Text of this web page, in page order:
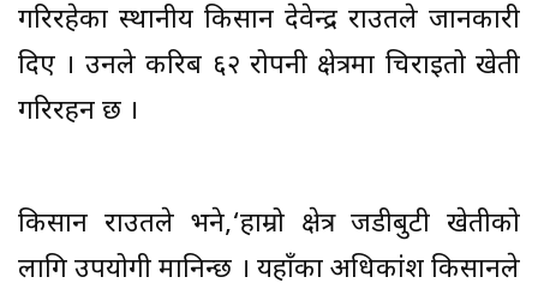
गरिरहेका स्थानीय किसान देवेन्द्र राउतले जानकारी
दिए । उनले करिब ६२ रोपनी क्षेत्रमा चिराइतो खेती
गरिरहन छ ।
किसान राउतले भने,‘हाम्रो क्षेत्र जडीबुटी खेतीको
लागि उपयोगी मानिन्छ । यहाँका अधिकांश किसानले